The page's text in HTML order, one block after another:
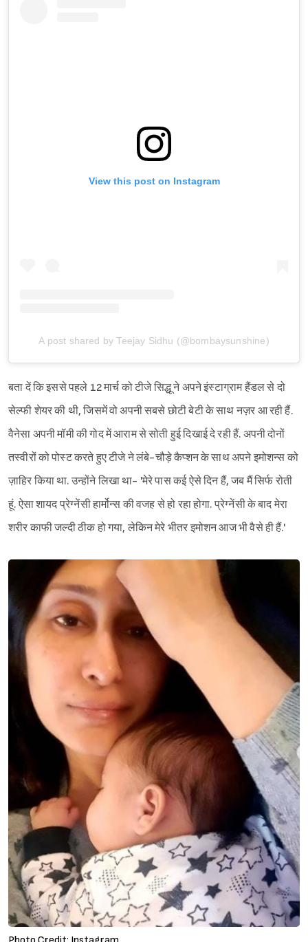
View this post on Instagram
A post shared by Teejay Sidhu (@bombaysunshine)
बता दें कि इससे पहले 12 मार्च को टीजे सिद्धू ने अपने इंस्टाग्राम हैंडल से दो
सेल्फी शेयर की थी, जिसमें वो अपनी सबसे छोटी बेटी के साथ नज़र आ रही हैं.
वैनेसा अपनी मॉमी की गोद में आराम से सोती हुई दिखाई दे रही हैं. अपनी दोनों
तस्वीरों को पोस्ट करते हुए टीजे ने लंबे-चौड़े कैप्शन के साथ अपने इमोशन्स को
ज़ाहिर किया था. उन्होंने लिखा था- 'मेरे पास कई ऐसे दिन हैं, जब मैं सिर्फ रोती
हूं. ऐसा शायद प्रेग्नेंसी हार्मोन्स की वजह से हो रहा होगा. प्रेग्नेंसी के बाद मेरा
शरीर काफी जल्दी ठीक हो गया, लेकिन मेरे भीतर इमोशन आज भी वैसे ही हैं.'